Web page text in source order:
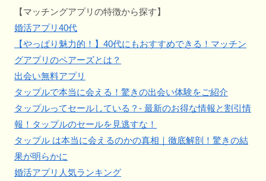
【マッチングアプリの特徴から探す】
婚活アプリ40代
【やっぱり魅力的！】40代にもおすすめできる！マッチン
グアプリのペアーズとは？
出会い無料アプリ
タップルで本当に会える！驚きの出会い体験をご紹介
タップルってセールしている？- 最新のお得な情報と割引情
報！タップルのセールを見逃すな！
タップル は本当に会えるのかの真相｜徹底解剖！驚きの結
果が明らかに
婚活アプリ人気ランキング